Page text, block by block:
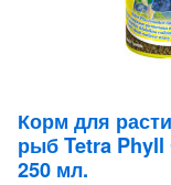
Корм для
рыб Tetra Phyll
250 мл.